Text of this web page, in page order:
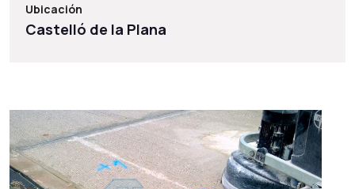
Ubicación
Castelló de la Plana